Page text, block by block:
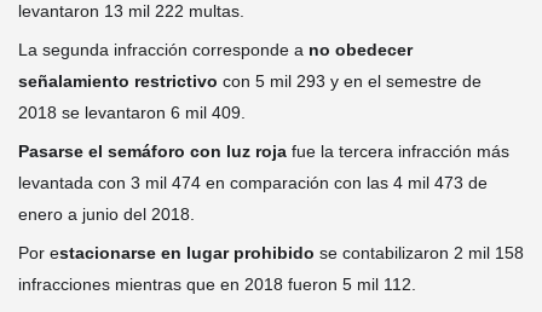
levantaron 13 mil 222 multas.
La segunda infracción corresponde a no obedecer
señalamiento restrictivo con 5 mil 293 y en el semestre de
2018 se levantaron 6 mil 409.
Pasarse el semáforo con luz rojafue la tercera infracción más
levantada con 3 mil 474 en comparación con las 4 mil 473 de
enero a junio del 2018.
Por estacionarse en lugar prohibido se contabilizaron 2 mil 158
infracciones mientras que en 2018 fueron 5 mil 112.